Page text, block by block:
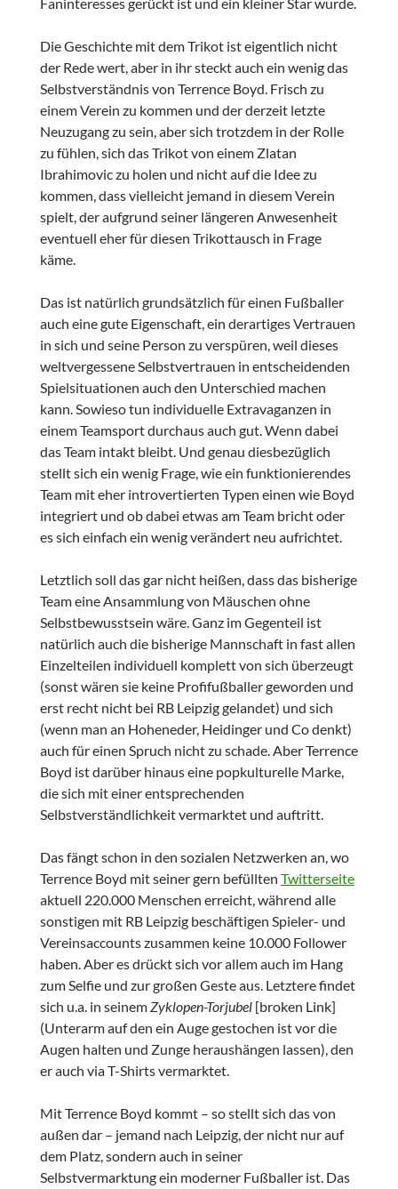
Faninteresses gerückt ist und ein kleiner Star wurde.
Die Geschichte mit dem Trikot ist eigentlich nicht
der Rede wert, aber in ihr steckt auch ein wenig das
Selbstverständnis von Terrence Boyd. Frisch zu
einem Verein zu kommen und der derzeit letzte
Neuzugang zu sein, aber sich trotzdem in der Rolle
zu fühlen, sich das Trikot von einem Zlatan
Ibrahimovic zu holen und nicht auf die Idee zu
kommen, dass vielleicht jemand in diesem Verein
spielt, der aufgrund seiner längeren Anwesenheit
eventuell eher für diesen Trikottausch in Frage
käme.
Das ist natürlich grundsätzlich für einen Fußballer
auch eine gute Eigenschaft, ein derartiges Vertrauen
in sich und seine Person zu verspüren, weil dieses
weltvergessene Selbstvertrauen in entscheidenden
Spielsituationen auch den Unterschied machen
kann. Sowieso tun individuelle Extravaganzen in
einem Teamsport durchaus auch gut. Wenn dabei
das Team intakt bleibt. Und genau diesbezüglich
stellt sich ein wenig Frage, wie ein funktionierendes
Team mit eher introvertierten Typen einen wie Boyd
integriert und ob dabei etwas am Team bricht oder
es sich einfach ein wenig verändert neu aufrichtet.
Letztlich soll das gar nicht heißen, dass das bisherige
Team eine Ansammlung von Mäuschen ohne
Selbstbewusstsein wäre. Ganz im Gegenteil ist
natürlich auch die bisherige Mannschaft in fast allen
Einzelteilen individuell komplett von sich überzeugt
(sonst wären sie keine Profifußballer geworden und
erst recht nicht bei RB Leipzig gelandet) und sich
(wenn man an Hoheneder, Heidinger und Co denkt)
auch für einen Spruch nicht zu schade. Aber Terrence
Boyd ist darüber hinaus eine popkulturelle Marke,
die sich mit einer entsprechenden
Selbstverständlichkeit vermarktet und auftritt.
Das fängt schon in den sozialen Netzwerken an, wo
Terrence Boyd mit seiner gern befüllten Twitterseite
aktuell 220.000 Menschen erreicht, während alle
sonstigen mit RB Leipzig beschäftigen Spieler- und
Vereinsaccounts zusammen keine 10.000 Follower
haben. Aber es drückt sich vor allem auch im Hang
zum Selfie und zur großen Geste aus. Letztere findet
sich u.a. in seinemZyklopen-Torjubel[broken Link]
(Unterarm auf den ein Auge gestochen ist vor die
Augen halten und Zunge heraushängen lassen), den
er auch via T-Shirts vermarktet.
Mit Terrence Boyd kommt – so stellt sich das von
außen dar – jemand nach Leipzig, der nicht nur auf
dem Platz, sondern auch in seiner
Selbstvermarktung ein moderner Fußballer ist. Das